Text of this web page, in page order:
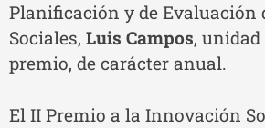
Planificación y de Evaluación
Sociales, Luis Campos,
premio, de carácter anual.
El II Premio a la Innovación